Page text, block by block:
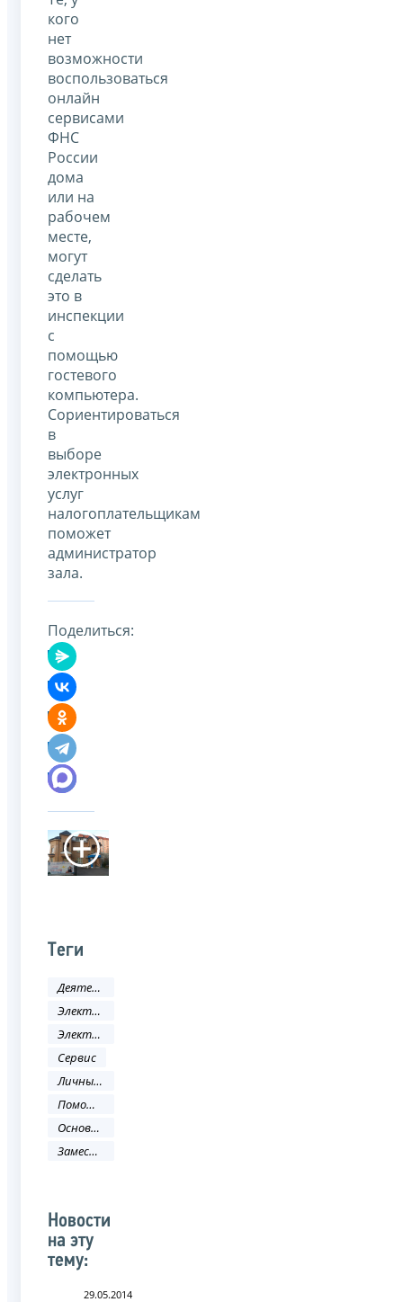
кого
нет
возможности
воспользоваться
онлайн
сервисами
ФНС
России
дома
или на
рабочем
месте,
могут
сделать
это в
инспекции
с
помощью
гостевого
компьютера.
Сориентироваться
в
выборе
электронных
услуг
налогоплательщикам
поможет
администратор
зала.
Поделиться:
Теги
Деятельность ФНС
Электронные услуги
Электронные сервисы
Сервис
Личный кабинет
Помощь налогоплательщику
Основные направления деятельности
Заместитель руководителя ФНС России
Новости
на эту
тему:
29.05.2014